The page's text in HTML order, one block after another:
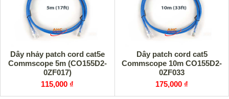
Dây nhảy patch cord cat5e
Commscope 5m (CO155D2-
0ZF017)
115,000 ₫
Dây patch cord cat5
Commscope 10m CO155D2-
0ZF033
175,000 ₫